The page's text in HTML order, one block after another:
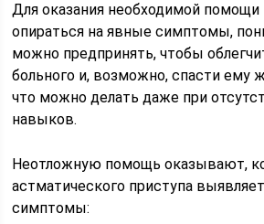
Для оказания необходимой помощи
опираться на явные симптомы,
можно предпринять, чтобы
больного и, возможно, спасти ему
что можно делать даже при
навыков.
Неотложную помощь оказывают,
астматического приступа
симптомы: